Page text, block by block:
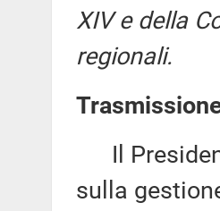
XIV e della
regionali.
Il
sulla